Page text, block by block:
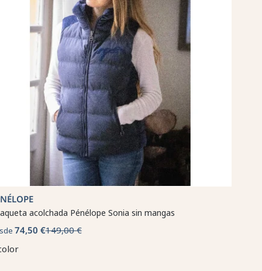
acolchada Pénélope Sonia sin mangas
74,50 €149,00 €